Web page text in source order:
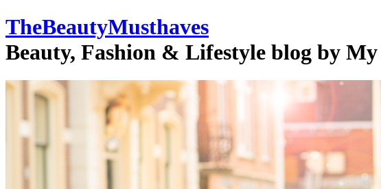
TheBeautyMusthaves
Beauty, Fashion & Lifestyle blog by